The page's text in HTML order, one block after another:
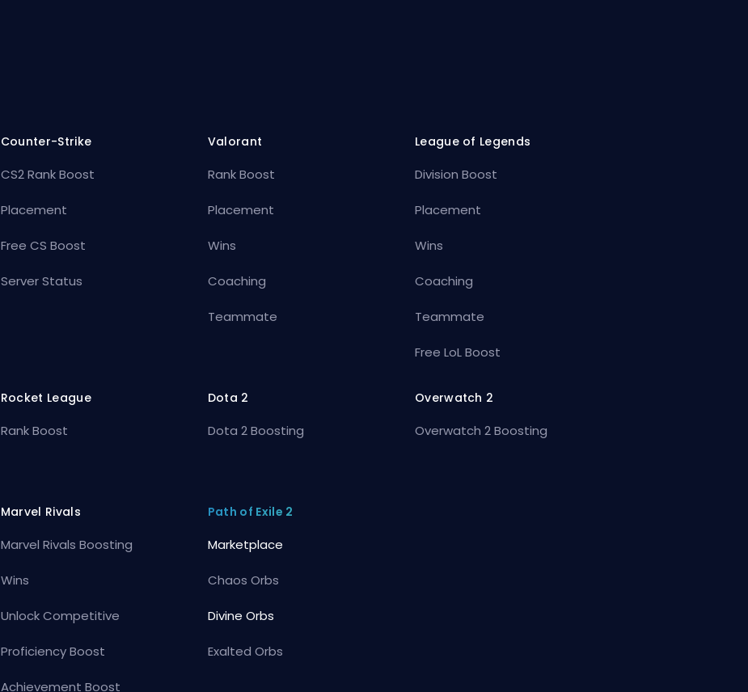
Counter-Strike
CS2 Rank Boost
Placement
Free CS Boost
Server Status
Valorant
Rank Boost
Placement
Wins
Coaching
Teammate
League of Legends
Division Boost
Placement
Wins
Coaching
Teammate
Free LoL Boost
Rocket League
Rank Boost
Dota 2
Dota 2 Boosting
Overwatch 2
Overwatch 2 Boosting
Marvel Rivals
Marvel Rivals Boosting
Wins
Unlock Competitive
Proficiency Boost
Achievement Boost
Path of Exile 2
Marketplace
Chaos Orbs
Divine Orbs
Exalted Orbs